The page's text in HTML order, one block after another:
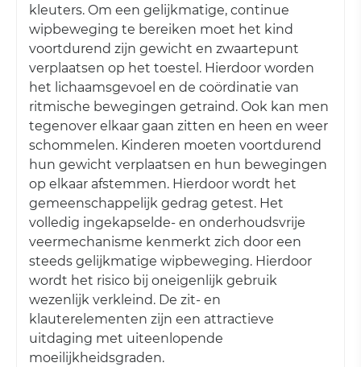
kleuters. Om een gelijkmatige, continue
wipbeweging te bereiken moet het kind
voortdurend zijn gewicht en zwaartepunt
verplaatsen op het toestel. Hierdoor worden
het lichaamsgevoel en de coördinatie van
ritmische bewegingen getraind. Ook kan men
tegenover elkaar gaan zitten en heen en weer
schommelen. Kinderen moeten voortdurend
hun gewicht verplaatsen en hun bewegingen
op elkaar afstemmen. Hierdoor wordt het
gemeenschappelijk gedrag getest. Het
volledig ingekapselde- en onderhoudsvrije
veermechanisme kenmerkt zich door een
steeds gelijkmatige wipbeweging. Hierdoor
wordt het risico bij oneigenlijk gebruik
wezenlijk verkleind. De zit- en
klauterelementen zijn een attractieve
uitdaging met uiteenlopende
moeilijkheidsgraden.